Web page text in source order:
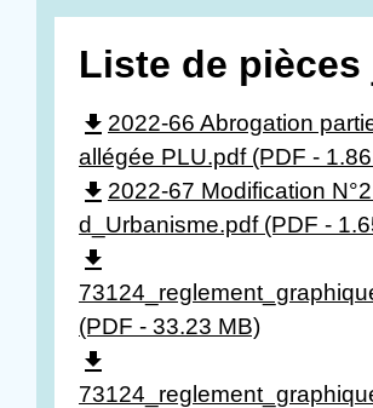
Liste de
file_download 2022-66 Abrogation
allégée PLU.pdf (PDF -
file_download 2022-67 Modification
d_Urbanisme.pdf (PDF -
file_download
(PDF - 33.23 MB)
file_download